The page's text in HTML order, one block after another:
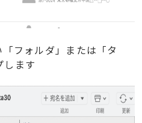
フォルダ」または「タ
します